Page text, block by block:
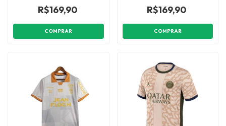
MASCULINA - PRETO COM
DETALHES EM ROSA
R$169,90
COMPRAR
- AZUL COM DETALHES EM
VERMELHO
R$169,90
COMPRAR